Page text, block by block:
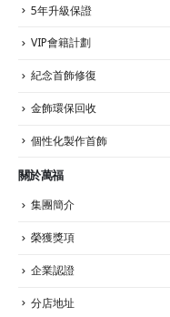
5年升級保證
VIP會籍計劃
紀念首飾修復
金飾環保回收
個性化製作首飾
關於萬福
集團簡介
榮獲獎項
企業認證
分店地址